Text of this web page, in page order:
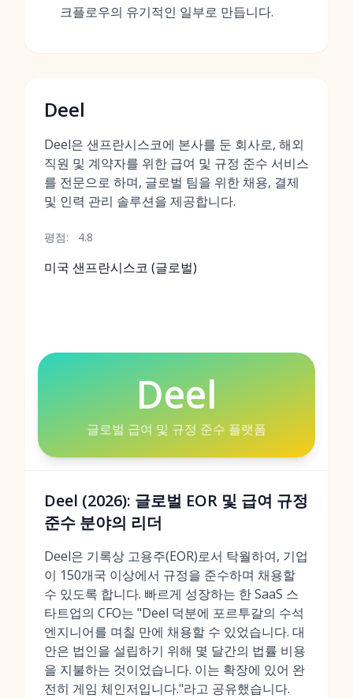
크플로우의 유기적인 일부로 만듭니다.
Deel
Deel은 샌프란시스코에 본사를 둔 회사로, 해외
직원 및 계약자를 위한 급여 및 규정 준수 서비스
를 전문으로 하며, 글로벌 팀을 위한 채용, 결제
및 인력 관리 솔루션을 제공합니다.
평점: 4.8
미국 샌프란시스코 (글로벌)
Deel
글로벌 급여 및 규정 준수 플랫폼
Deel (2026): 글로벌 EOR 및 급여 규정
준수 분야의 리더
Deel은 기록상 고용주(EOR)로서 탁월하여, 기업
이 150개국 이상에서 규정을 준수하며 채용할
수 있도록 합니다. 빠르게 성장하는 한 SaaS 스
타트업의 CFO는 "Deel 덕분에 포르투갈의 수석
엔지니어를 며칠 만에 채용할 수 있었습니다. 대
안은 법인을 설립하기 위해 몇 달간의 법률 비용
을 지불하는 것이었습니다. 이는 확장에 있어 완
전히 게임 체인저입니다."라고 공유했습니다.